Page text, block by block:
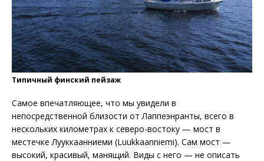
Типичный финский пейзаж
Самое впечатляющее, что мы увидели в
непосредственной близости от Лаппеэнранты, всего в
нескольких километрах к северо-востоку — мост в
местечке Лууккаанниеми (Luukkaanniemi). Сам мост —
высокий, красивый, манящий. Виды с него — не описать